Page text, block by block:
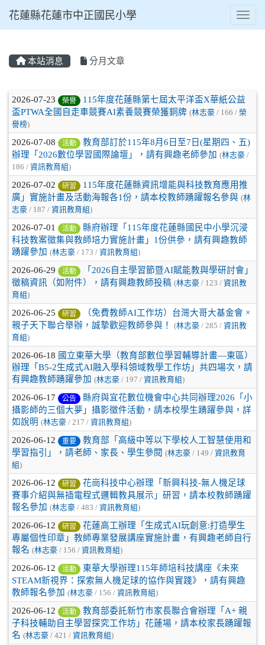
花蓮縣花蓮市中正國民小學
本站消息 分月文章
文章列表
2026-07-23 榮譽
115年度花蓮縣第七屆太平洋盃X華紙公益
盃PTWA全國自走車競賽AI素養競賽榮獲銅牌 (林志豪 / 166 / 榮
譽榜)
2026-07-08 活動
教育部訂於115年8月6日至7日(星期四、五)
辦理「2026數位學習國際論壇」，請有興趣老師參加 (林志豪 /
186 / 資訊教育組)
2026-07-02 研習
115年度花蓮縣資訊增能與科技教育應用推
廣」實施計畫及活動海報各1份，請本校教師踴躍報名參與 (林
志豪 / 187 / 資訊教育組)
2026-07-01 活動
縣府辦理「115年度花蓮縣國民中小學沉浸
科技教案徵集與教師培力實施計畫」1份供參，請有興趣教師
踴躍參加 (林志豪 / 173 / 資訊教育組)
2026-06-29 活動
「2026自主學習節暨AI賦能教與學研討會」
徵稿資訊（如附件），請有興趣教師投稿 (林志豪 / 123 / 資訊教
育組)
2026-06-25 研習
（免費教師AI工作坊）台灣大哥大基金會 ×
親子天下聯合舉辦，誠摯歡迎教師參與！
(林志豪 / 285 / 資訊教
育組)
2026-06-18 國立東華大學（教育部數位學習輔導計畫—東區）
辦理「B5-2生成式AI融入學科領域教學工作坊」共四場次，請
有興趣教師踴躍參加 (林志豪 / 197 / 資訊教育組)
2026-06-17 公告
縣府與宜花數位機會中心共同辦理2026「小
攝影師的三個大夢」攝影徵件活動，請本校學生踴躍參與，詳
如說明 (林志豪 / 217 / 資訊教育組)
2026-06-12 重要
教育部「高級中等以下學校人工智慧使用和
學習指引」，請老師、家長、學生參閱 (林志豪 / 149 / 資訊教育
組)
2026-06-12 研習
花崗科技中心辦理「新興科技-無人機足球
賽事介紹與無插電程式邏輯教具展示」研習，請本校教師踴躍
報名參加 (林志豪 / 483 / 資訊教育組)
2026-06-12 研習
花蓮高工辦理「生成式AI玩創意:打造學生
專屬個性印章」教師專業發展講座實施計畫，有興趣老師自行
報名 (林志豪 / 156 / 資訊教育組)
2026-06-12 活動
東華大學辦理115年師培科技講座《未來
STEAM新視界：探索無人機足球的協作與實踐》，請有興趣
教師報名參加 (林志豪 / 156 / 資訊教育組)
2026-06-12 活動
教育部委託新竹市家長聯合會辦理「A+ 親
子科技輔助自主學習探究工作坊」花蓮場，請本校家長踴躍報
名 (林志豪 / 421 / 資訊教育組)